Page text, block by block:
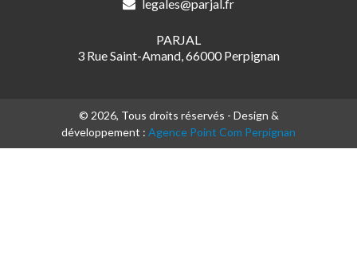
legales@parjal.fr
PARJAL
3 Rue Saint-Amand, 66000 Perpignan
© 2026, Tous droits réservés - Design &
développement : Agence Point Com Perpignan